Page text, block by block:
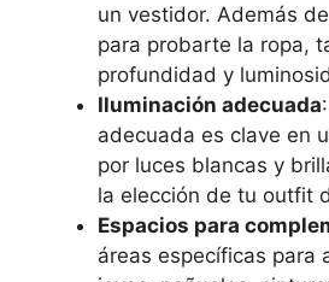
un vestidor. Además
para probarte la ropa,
profundidad y
Iluminación adecuada
adecuada es clave en
por luces blancas y
la elección de tu outfit
Espacios para
áreas específicas para